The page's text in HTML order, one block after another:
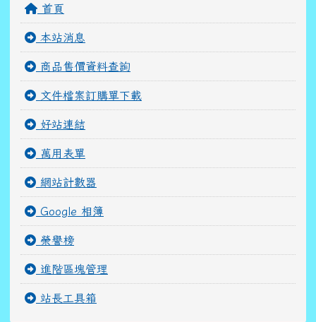
首頁
本站消息
商品售價資料查詢
文件檔案訂購單下載
好站連結
萬用表單
網站計數器
Google 相簿
榮譽榜
進階區塊管理
站長工具箱